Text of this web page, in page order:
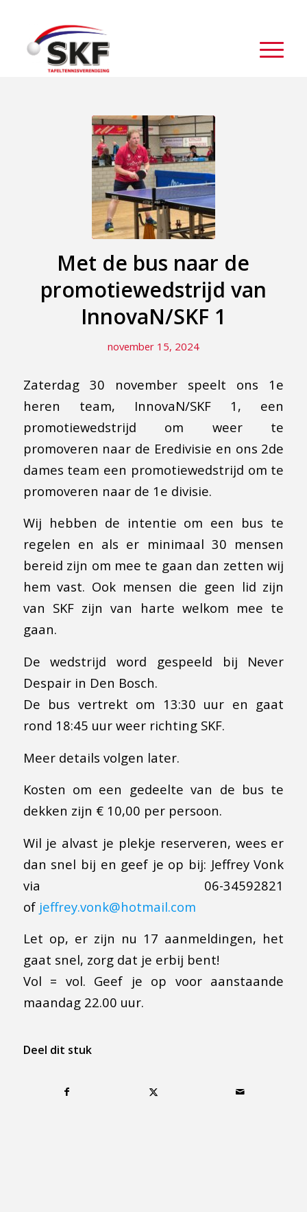
Met de bus naar de
promotiewedstrijd van
InnovaN/SKF 1
november 15, 2024
Zaterdag 30 november speelt ons 1e
heren team, InnovaN/SKF 1, een
promotiewedstrijd om weer te
promoveren naar de Eredivisie en ons 2de
dames team een promotiewedstrijd om te
promoveren naar de 1e divisie.
Wij hebben de intentie om een bus te
regelen en als er minimaal 30 mensen
bereid zijn om mee te gaan dan zetten wij
hem vast. Ook mensen die geen lid zijn
van SKF zijn van harte welkom mee te
gaan.
De wedstrijd word gespeeld bij Never
Despair in Den Bosch.
De bus vertrekt om 13:30 uur en gaat
rond 18:45 uur weer richting SKF.
Meer details volgen later.
Kosten om een gedeelte van de bus te
dekken zijn € 10,00 per persoon.
Wil je alvast je plekje reserveren, wees er
dan snel bij en geef je op bij: Jeffrey Vonk
via 06-34592821
of jeffrey.vonk@hotmail.com
Let op, er zijn nu 17 aanmeldingen, het
gaat snel, zorg dat je erbij bent!
Vol = vol. Geef je op voor aanstaande
maandag 22.00 uur.
Deel dit stuk